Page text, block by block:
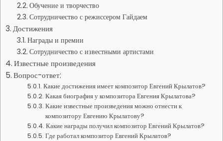
Обучение и творчество
Сотрудничество с режиссером Гайдаем
Достижения
Награды и премии
Сотрудничество с известными артистами
Известные произведения
Вопрос-ответ:
Какие достижения имеет композитор Евгений Крылатов?
Какая биография у композитора Евгения Крылатова?
Какие известные произведения можно отнести к
композитору Евгению Крылатову?
Какие награды получил композитор Евгений Крылатов?
Где работал композитор Евгений Крылатов?